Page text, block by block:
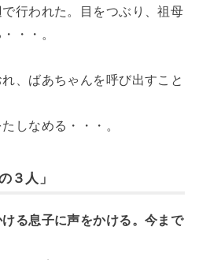
行われた。目をつぶり、祖母
・・。
、ばあちゃんを呼び出すこと
しなめる・・・。
３人」
る息子に声をかける。今まで